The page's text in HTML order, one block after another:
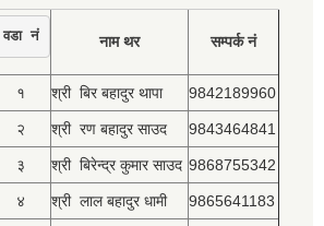
वडा नं नाम थर सम्पर्क नं
१ श्री बिर बहादुर थापा 9842189960
२ श्री रण बहादुर साउद 9843464841
३ श्री बिरेन्द्र कुमार साउद 9868755342
४ श्री लाल बहादुर धामी 9865641183